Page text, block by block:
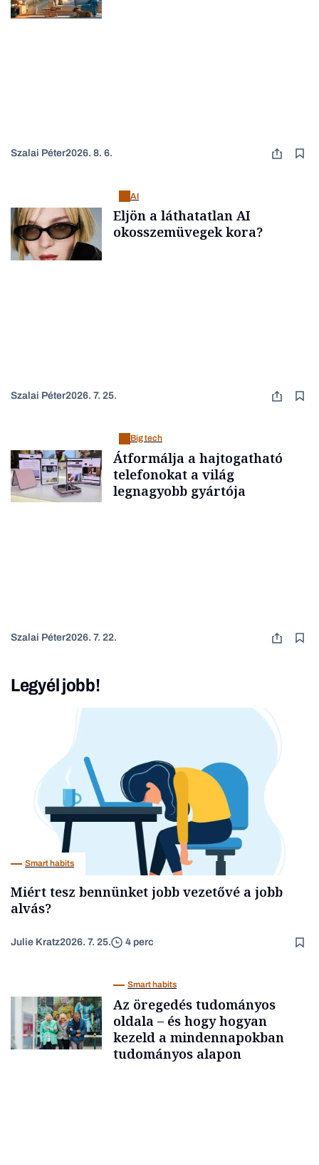
Szalai Péter2026. 8. 6.
AI
Eljön a láthatatlan AI
okosszemüvegek kora?
Szalai Péter2026. 7. 25.
Big tech
Átformálja a hajtogatható
telefonokat a világ
legnagyobb gyártója
Szalai Péter2026. 7. 22.
Legyél jobb!
Smart habits
Miért tesz bennünket jobb vezetővé a jobb
alvás?
Julie Kratz2026. 7. 25. 4 perc
Smart habits
Az öregedés tudományos
oldala – és hogy hogyan
kezeld a mindennapokban
tudományos alapon